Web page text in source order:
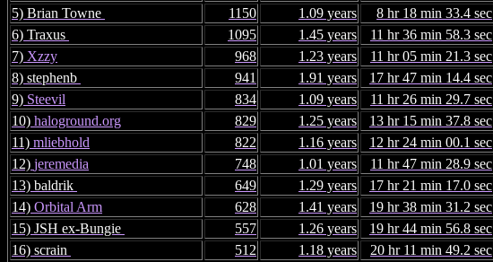
5) Brian Towne
1150 1.09 years
8 hr 18 min 33.4 sec
6) Traxus
1095 1.45 years
11 hr 36 min 58.3 sec
7) Xzzy 968 1.23 years
11 hr 05 min 21.3 sec
8) stephenb
941 1.91 years
17 hr 47 min 14.4 sec
9) Steevil 834 1.09 years
11 hr 26 min 29.7 sec
10) haloground.org 829 1.25 years
13 hr 15 min 37.8 sec
11) mliebhold 822 1.16 years
12 hr 24 min 00.1 sec
12) jeremedia 748 1.01 years
11 hr 47 min 28.9 sec
13) baldrik
649 1.29 years
17 hr 21 min 17.0 sec
14) Orbital Arm 628 1.41 years
19 hr 38 min 31.2 sec
15) JSH ex-Bungie
557 1.26 years
19 hr 44 min 56.8 sec
16) scrain
512 1.18 years
20 hr 11 min 49.2 sec